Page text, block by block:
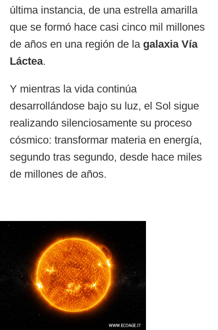
última instancia, de una estrella amarilla
que se formó hace casi cinco mil millones
de años en una región de la galaxia Vía
Láctea.
Y mientras la vida continúa
desarrollándose bajo su luz, el Sol sigue
realizando silenciosamente su proceso
cósmico: transformar materia en energía,
segundo tras segundo, desde hace miles
de millones de años.